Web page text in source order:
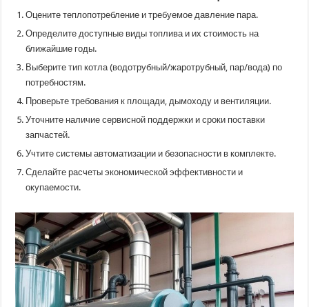
Оцените теплопотребление и требуемое давление пара.
Определите доступные виды топлива и их стоимость на
ближайшие годы.
Выберите тип котла (водотрубный/жаротрубный, пар/вода) по
потребностям.
Проверьте требования к площади, дымоходу и вентиляции.
Уточните наличие сервисной поддержки и сроки поставки
запчастей.
Учтите системы автоматизации и безопасности в комплекте.
Сделайте расчеты экономической эффективности и
окупаемости.